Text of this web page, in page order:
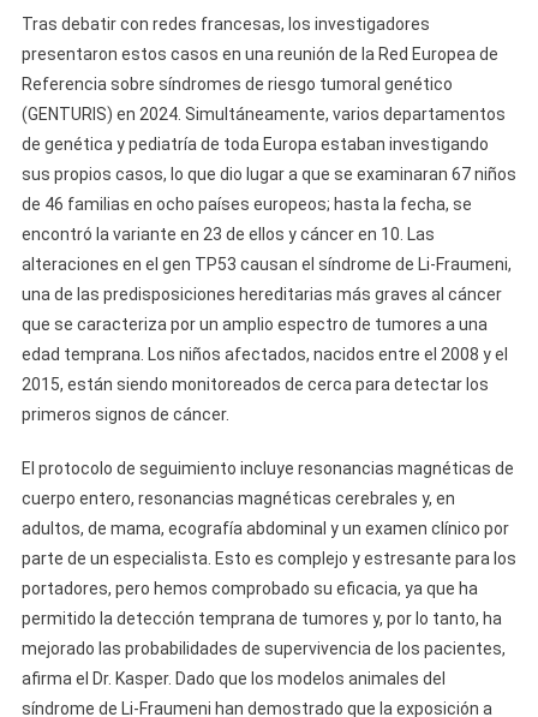
Tras debatir con redes francesas, los investigadores
presentaron estos casos en una reunión de la Red Europea de
Referencia sobre síndromes de riesgo tumoral genético
(GENTURIS) en 2024. Simultáneamente, varios departamentos
de genética y pediatría de toda Europa estaban investigando
sus propios casos, lo que dio lugar a que se examinaran 67 niños
de 46 familias en ocho países europeos; hasta la fecha, se
encontró la variante en 23 de ellos y cáncer en 10. Las
alteraciones en el gen TP53 causan el síndrome de Li-Fraumeni,
una de las predisposiciones hereditarias más graves al cáncer
que se caracteriza por un amplio espectro de tumores a una
edad temprana. Los niños afectados, nacidos entre el 2008 y el
2015, están siendo monitoreados de cerca para detectar los
primeros signos de cáncer.
El protocolo de seguimiento incluye resonancias magnéticas de
cuerpo entero, resonancias magnéticas cerebrales y, en
adultos, de mama, ecografía abdominal y un examen clínico por
parte de un especialista. Esto es complejo y estresante para los
portadores, pero hemos comprobado su eficacia, ya que ha
permitido la detección temprana de tumores y, por lo tanto, ha
mejorado las probabilidades de supervivencia de los pacientes,
afirma el Dr. Kasper. Dado que los modelos animales del
síndrome de Li-Fraumeni han demostrado que la exposición a